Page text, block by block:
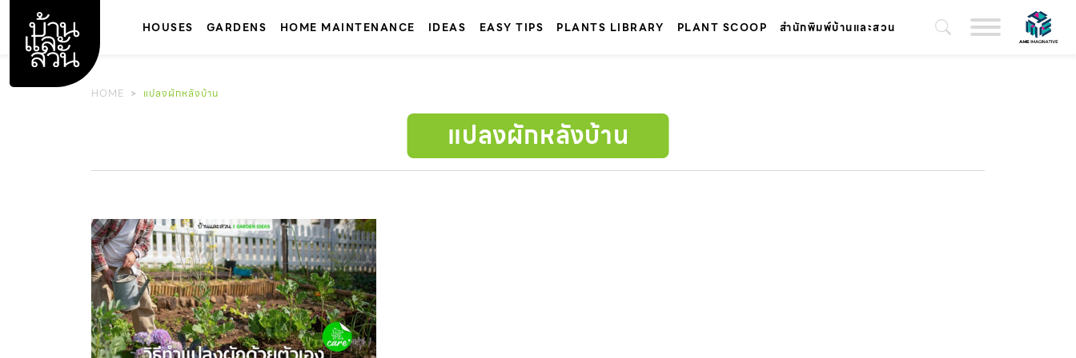
content
HOUSES GARDENS HOME MAINTENANCE IDEAS EASY TIPS PLANTS LIBRARY PLANT SCOOP สำนักพิมพ์บ้านและสวน
HOME แปลงผักหลังบ้าน
แปลงผักหลังบ้าน